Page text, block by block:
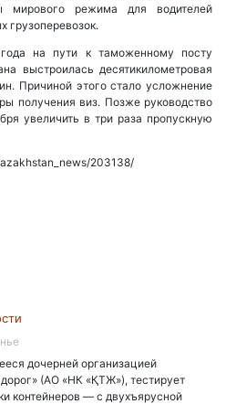
дочерней организацией
(АО «НК «ҚТЖ»), тестирует
контейнеров — с двухъярусной
мирового режима для водителей
грузоперевозок.
на пути к таможенному посту
выстроилась десятикилометровая
Причиной этого стало усложнение
получения виз. Позже руководство
увеличить в три раза пропускную
203138/